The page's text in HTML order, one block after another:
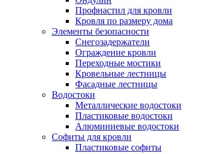
Профнастил для кровли
Кровля по размеру дома
Элементы безопасности
Снегозадержатели
Ограждение кровли
Переходные мостики
Кровельные лестницы
Фасадные лестницы
Водостоки
Металлические водостоки
Пластиковые водостоки
Алюминиевые водостоки
Софиты для кровли
Пластиковые софиты